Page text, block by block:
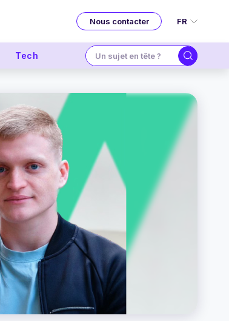
Nous contacter FR
Tech